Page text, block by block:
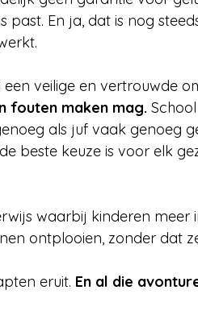
past. En ja, dat is nog
veilige en vertrouwde
fouten maken mag.
als juf vaak genoeg
beste keuze is voor elk
waarbij kinderen meer
ontplooien, zonder dat
eruit. En al die